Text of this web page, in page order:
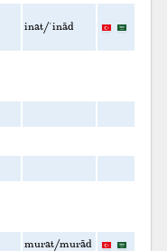
inat/ʿinād
murat/murād